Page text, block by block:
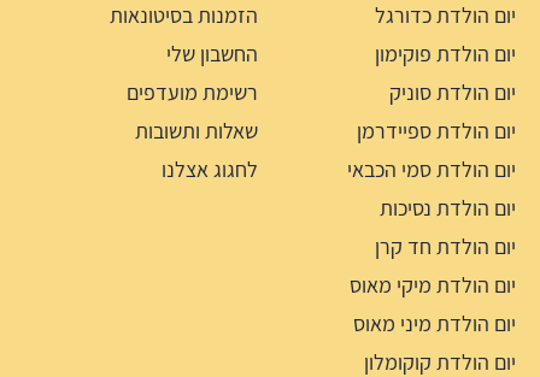
יום הולדת כדורגל
יום הולדת פוקימון
יום הולדת סוניק
יום הולדת ספיידרמן
יום הולדת סמי הכבאי
יום הולדת נסיכות
יום הולדת חד קרן
יום הולדת מיקי מאוס
יום הולדת מיני מאוס
יום הולדת קוקומלון
הזמנות בסיטונאות
החשבון שלי
רשימת מועדפים
שאלות ותשובות
לחגוג אצלנו